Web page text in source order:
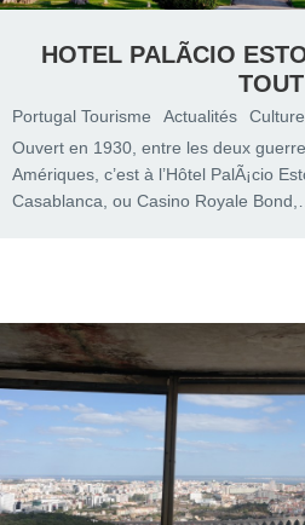
HOTEL PALÃCIO
TOUT
Portugal Tourisme Actualités
Culture
Ouvert en 1930, entre les deux
Amériques, c’est à l’Hôtel PalÃ¡cio
Casablanca, ou Casino Royale Bond,…